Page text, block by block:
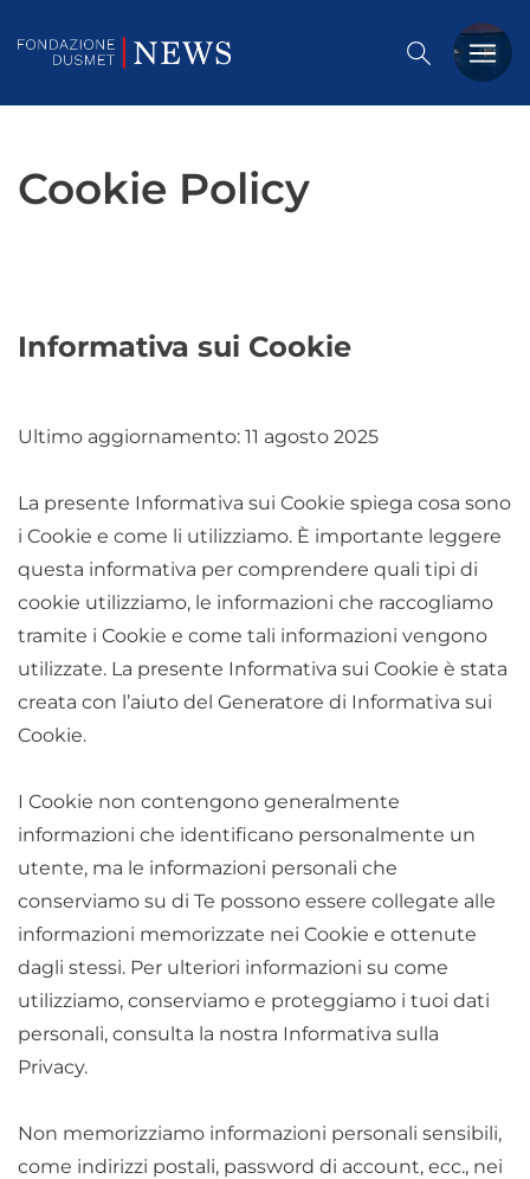
PREMIO DUSMET
Cookie Policy
Informativa sui Cookie
Ultimo aggiornamento: 11 agosto 2025
La presente Informativa sui Cookie spiega cosa sono
i Cookie e come li utilizziamo. È importante leggere
questa informativa per comprendere quali tipi di
cookie utilizziamo, le informazioni che raccogliamo
tramite i Cookie e come tali informazioni vengono
utilizzate. La presente Informativa sui Cookie è stata
creata con l’aiuto del Generatore di Informativa sui
Cookie.
I Cookie non contengono generalmente
informazioni che identificano personalmente un
utente, ma le informazioni personali che
conserviamo su di Te possono essere collegate alle
informazioni memorizzate nei Cookie e ottenute
dagli stessi. Per ulteriori informazioni su come
utilizziamo, conserviamo e proteggiamo i tuoi dati
personali, consulta la nostra Informativa sulla
Privacy.
Non memorizziamo informazioni personali sensibili,
come indirizzi postali, password di account, ecc., nei